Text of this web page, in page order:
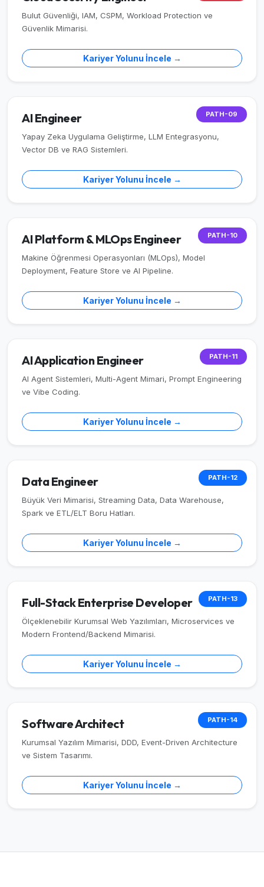
Bulut Güvenliği, IAM, CSPM, Workload Protection ve
Güvenlik Mimarisi.
Kariyer Yolunu İncele →
PATH-09
AI Engineer
Yapay Zeka Uygulama Geliştirme, LLM Entegrasyonu,
Vector DB ve RAG Sistemleri.
Kariyer Yolunu İncele →
PATH-10
AI Platform & MLOps Engineer
Makine Öğrenmesi Operasyonları (MLOps), Model
Deployment, Feature Store ve AI Pipeline.
Kariyer Yolunu İncele →
PATH-11
AI Application Engineer
AI Agent Sistemleri, Multi-Agent Mimari, Prompt Engineering
ve Vibe Coding.
Kariyer Yolunu İncele →
PATH-12
Data Engineer
Büyük Veri Mimarisi, Streaming Data, Data Warehouse,
Spark ve ETL/ELT Boru Hatları.
Kariyer Yolunu İncele →
PATH-13
Full-Stack Enterprise Developer
Ölçeklenebilir Kurumsal Web Yazılımları, Microservices ve
Modern Frontend/Backend Mimarisi.
Kariyer Yolunu İncele →
PATH-14
Software Architect
Kurumsal Yazılım Mimarisi, DDD, Event-Driven Architecture
ve Sistem Tasarımı.
Kariyer Yolunu İncele →